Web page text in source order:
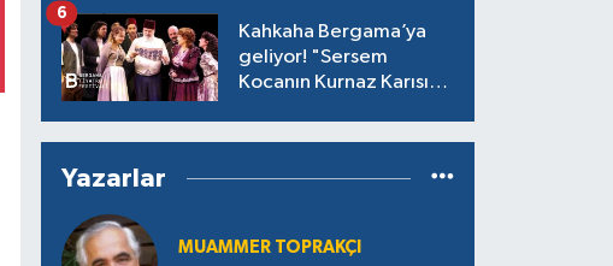
Kahkaha Bergama’ya
geliyor! "Sersem
Kocanın Kurnaz Karısı"
6
Yazarlar
MUAMMER TOPRAKÇI